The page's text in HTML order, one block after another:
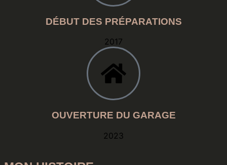
DÉBUT DES PRÉPARATIONS
2017
OUVERTURE DU GARAGE
2023